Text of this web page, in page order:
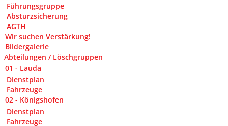
Führungsgruppe
Absturzsicherung
AGTH
Wir suchen Verstärkung!
Bildergalerie
Abteilungen / Löschgruppen
01 - Lauda
Dienstplan
Fahrzeuge
02 - Königshofen
Dienstplan
Fahrzeuge